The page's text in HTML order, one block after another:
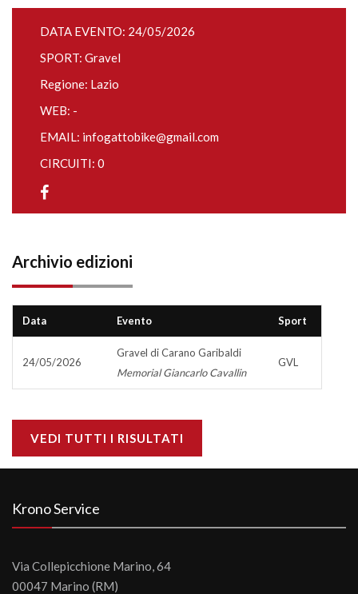
DATA EVENTO: 24/05/2026
SPORT: Gravel
Regione: Lazio
WEB: -
EMAIL: infogattobike@gmail.com
CIRCUITI: 0
Archivio edizioni
Data Evento Sport
24/05/2026
Gravel di Carano Garibaldi
Memorial Giancarlo Cavallin
GVL
VEDI TUTTI I RISULTATI
Krono Service
Via Collepicchione Marino, 64
00047 Marino (RM)